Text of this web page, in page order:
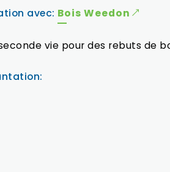
avec: Bois Weedon
vie pour des rebuts de